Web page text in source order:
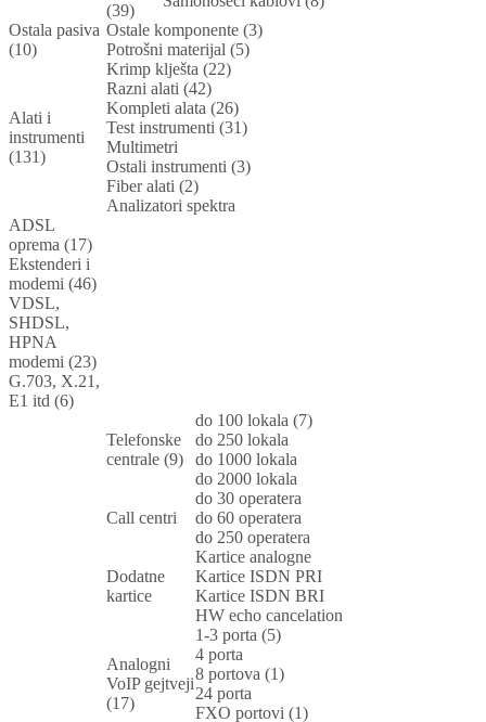
(39)
Ostala pasiva
(10)
Ostale komponente (3)
Potrošni materijal (5)
Alati i
instrumenti
(131)
Krimp klješta (22)
Razni alati (42)
Kompleti alata (26)
Test instrumenti (31)
Multimetri
Ostali instrumenti (3)
Fiber alati (2)
Analizatori spektra
ADSL
oprema (17)
Ekstenderi i
modemi (46)
VDSL,
SHDSL,
HPNA
modemi (23)
G.703, X.21,
E1 itd (6)
Telefonske
centrale (9)
do 100 lokala (7)
do 250 lokala
do 1000 lokala
do 2000 lokala
Call centri
do 30 operatera
do 60 operatera
do 250 operatera
Dodatne
kartice
Kartice analogne
Kartice ISDN PRI
Kartice ISDN BRI
HW echo cancelation
Analogni
VoIP gejtveji
(17)
1-3 porta (5)
4 porta
8 portova (1)
24 porta
FXO portovi (1)